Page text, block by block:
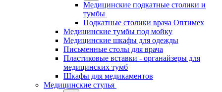
Медицинские подкатные столики и
тумбы
Подкатные столики врача Оптимех
Медицинские тумбы под мойку
Медицинские шкафы для одежды
Письменные столы для врача
Пластиковые вставки - органайзеры для
медицинских тумб
Шкафы для медикаментов
Медицинские стулья